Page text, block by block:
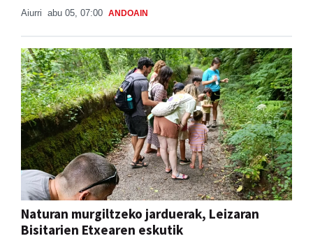
Aiurri abu 05, 07:00 ANDOAIN
Naturan murgiltzeko jarduerak, Leizaran
Bisitarien Etxearen eskutik